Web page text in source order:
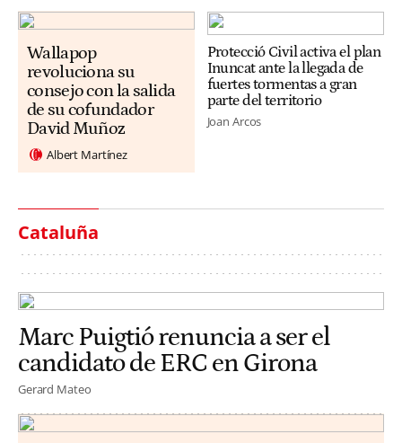
Wallapop
revoluciona su
consejo con la salida
de su cofundador
David Muñoz
Albert Martínez
Protecció Civil activa el plan
Inuncat ante la llegada de
fuertes tormentas a gran
parte del territorio
Joan Arcos
Cataluña
Marc Puigtió renuncia a ser el
candidato de ERC en Girona
Gerard Mateo